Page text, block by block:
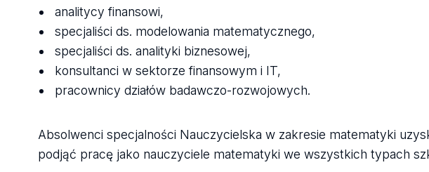
analitycy finansowi,
specjaliści ds. modelowania matematycznego,
specjaliści ds. analityki biznesowej,
konsultanci w sektorze finansowym i IT,
pracownicy działów badawczo-rozwojowych.
Absolwenci specjalności Nauczycielska w zakresie matematyki
podjąć pracę jako nauczyciele matematyki we wszystkich typach